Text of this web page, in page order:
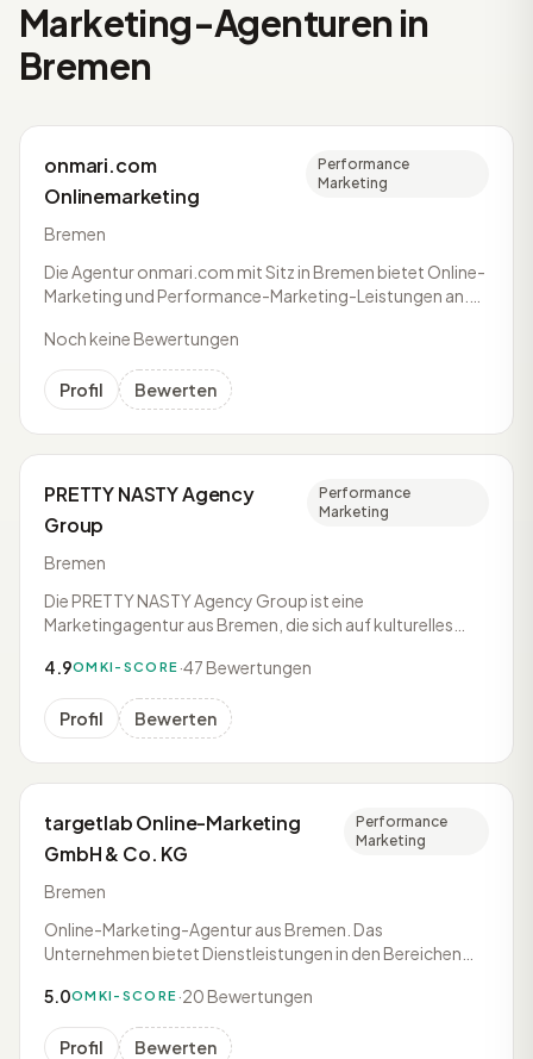
Marketing-Agenturen in
Bremen
onmari.com
Onlinemarketing
Bremen
Performance
Marketing
Die Agentur onmari.com mit Sitz in Bremen bietet Online-
Marketing und Performance-Marketing-Leistungen an.
Media.
Noch keine Bewertungen
Profil Bewerten
PRETTY NASTY Agency
Group
Bremen
Performance
Marketing
Die PRETTY NASTY Agency Group ist eine
Marketingagentur aus Bremen, die sich auf kulturelles
Leistungsportfolio umfasst Online Marketing und
Performance Marketing sowie die Betreuung von
Creators und Code-Entwicklung.
4.9OMKI-SCORE ·47 Bewertungen
Profil Bewerten
targetlab Online-Marketing
GmbH & Co. KG
Bremen
Performance
Marketing
Online-Marketing-Agentur aus Bremen. Das
Unternehmen bietet Dienstleistungen in den Bereichen
Media-Marketing an.
5.0OMKI-SCORE ·20 Bewertungen
Profil Bewerten